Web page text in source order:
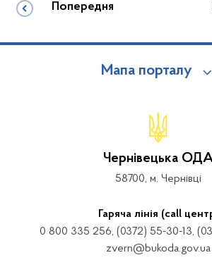
Попередня
Мапа порталу
Чернівецька
58700, м. Чернівці
Гаряча лінія (call
0 800 335 256, (0372) 55-30-13,
zvern@bukoda.gov.ua